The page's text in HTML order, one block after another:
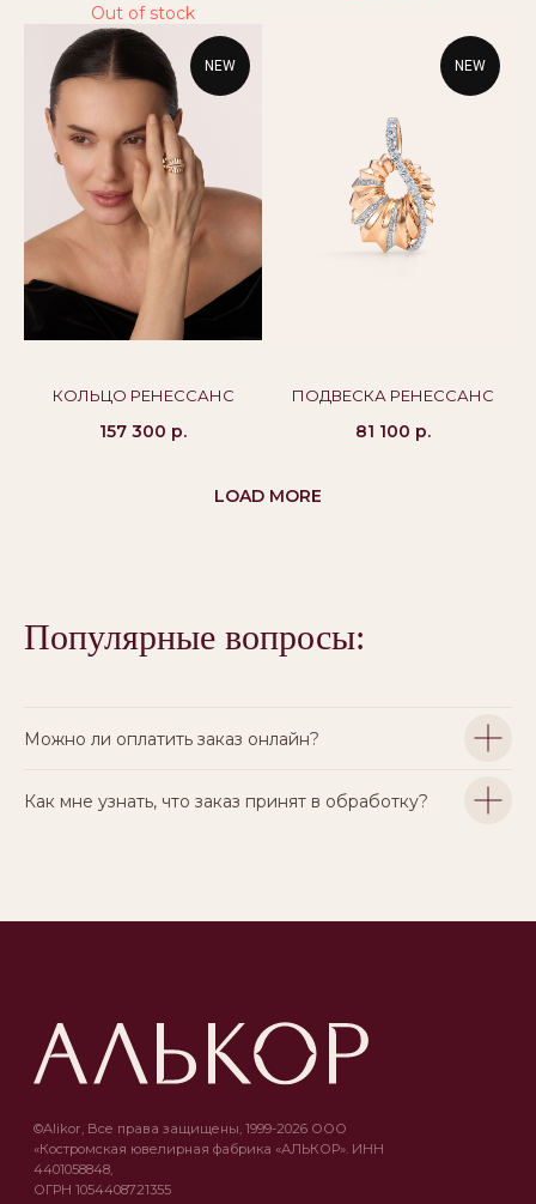
Out of stock
NEW
КОЛЬЦО РЕНЕССАНС
157 300 р.
NEW
ПОДВЕСКА РЕНЕССАНС
81 100 р.
LOAD MORE
Популярные вопросы:
Можно ли оплатить заказ онлайн?
Как мне узнать, что заказ принят в обработку?